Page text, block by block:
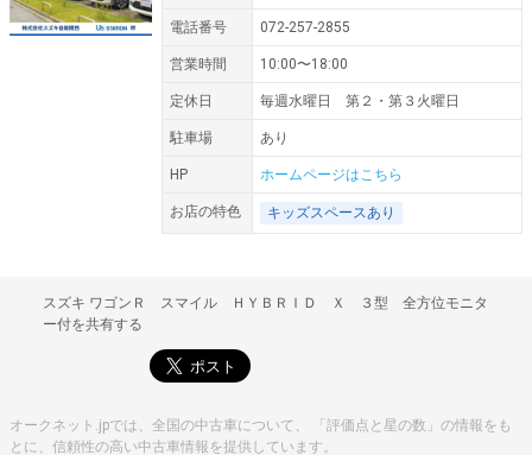
電話番号 072-257-2855
営業時間 10:00〜18:00
定休日 毎週水曜日 第２・第３火曜日
駐車場 あり
HP ホームページはこちら
お店の特色 キッズスペースあり
スズキ ワゴンＲ スマイル ＨＹＢＲＩＤ Ｘ ３型 全方位モニタ
ー付を共有する
オークネット.jpでは、全国の中古車について、 「評価点と星の数」の情報をも
とに、信頼性の高い中古車情報を提供しています。